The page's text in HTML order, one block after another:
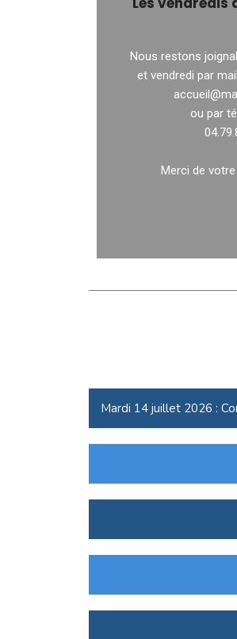
Nous restons
et vendredi par
ou par
Merci de
Mardi 14 juillet 2026 :